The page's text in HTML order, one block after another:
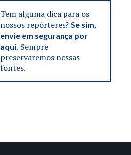
Tem alguma dica para os
nossos repórteres?Se sim,
envie em segurança por
aqui. Sempre
preservaremos nossas
fontes.